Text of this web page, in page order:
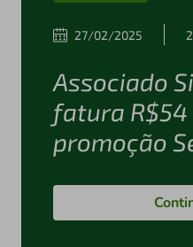
27/02/2025
Associado
fatura R$54
promoção